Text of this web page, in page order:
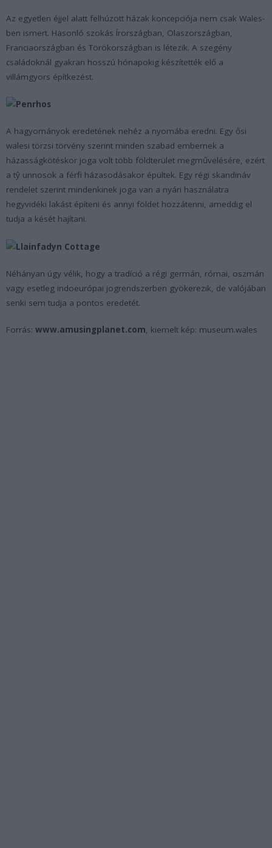
Az egyetlen éjjel alatt felhúzott házak koncepciója nem csak Wales-
ben ismert. Hasonló szokás Írországban, Olaszországban,
Franciaországban és Törökországban is létezik. A szegény
családoknál gyakran hosszú hónapokig készítették elő a
villámgyors építkezést.
A hagyományok eredetének nehéz a nyomába eredni. Egy ősi
walesi törzsi törvény szerint minden szabad embernek a
házasságkötéskor joga volt több földterület megművelésére, ezért
a tŷ unnosok a férfi házasodásakor épültek. Egy régi skandináv
rendelet szerint mindenkinek joga van a nyári használatra
hegyvidéki lakást építeni és annyi földet hozzátenni, ameddig el
tudja a kését hajítani.
Néhányan úgy vélik, hogy a tradíció a régi germán, római, oszmán
vagy esetleg indoeurópai jogrendszerben gyökerezik, de valójában
senki sem tudja a pontos eredetét.
Forrás: www.amusingplanet.com, kiemelt kép: museum.wales